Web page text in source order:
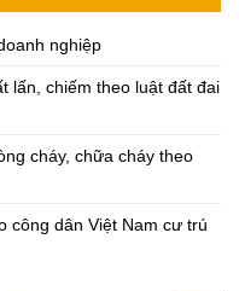
nghiệp
lấn, chiếm theo luật đất đai
cháy, chữa cháy theo
công dân Việt Nam cư trú